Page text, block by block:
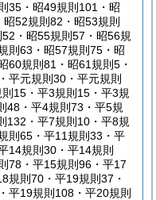
35・昭49規則101・昭
52規則82・昭53規則
・昭55規則57・昭56規
則63・昭57規則75・昭
60規則81・昭61規則5・
平元規則30・平元規則
15・平3規則15・平3規
48・平4規則73・平5規
132・平7規則10・平8規
則65・平11規則33・平
14規則30・平14規則
78・平15規則96・平17
規則70・平19規則37・
平19規則108・平20規則